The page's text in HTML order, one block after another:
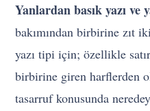
Yanlardan basık yazı ve
bakımından birbirine zıt
yazı tipi için; özellikle
birbirine giren harflerden
tasarruf konusunda